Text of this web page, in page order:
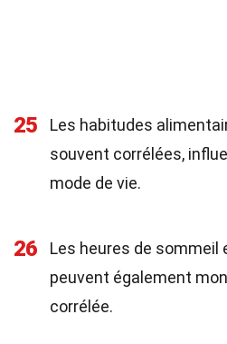
25
Les habitudes
souvent corrélées,
mode de vie.
26
Les heures de sommeil
peuvent également
corrélée.